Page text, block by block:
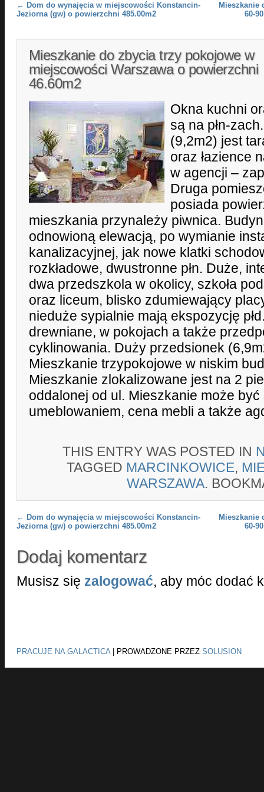
Post navigation
← Dom do wynajęcia w miejscowości Konstancin-
Jeziorna (gw) o powierzchni 485.00m2
Mieszkanie
60-
Mieszkanie do zbycia trzy pokojowe w
miejscowości Warszawa o powierzchni
46.60m2
Okna kuchni
są na płn-
(9,2m2) jest
oraz łazience
w agencji –
Druga
posiada
mieszkania przynależy piwnica.
odnowioną elewacją, po wymianie
kanalizacyjnej, jak nowe klatki
rozkładowe, dwustronne płn. Duże,
dwa przedszkola w okolicy, szkoła
oraz liceum, blisko zdumiewający
nieduże sypialnie mają ekspozycję
drewniane, w pokojach a także
cyklinowania. Duży przedsionek
Mieszkanie trzypokojowe w niskim
Mieszkanie zlokalizowane jest na 2
oddalonej od ul. Mieszkanie może
umeblowaniem, cena mebli a także
THIS ENTRY WAS POSTED IN
TAGGED MARCINKOWICE,
WARSZAWA.
Post navigation
← Dom do wynajęcia w miejscowości Konstancin-
Jeziorna (gw) o powierzchni 485.00m2
Mieszkanie
60-
Dodaj komentarz
Musisz się zalogować, aby móc dodać
PRACUJE NA GALACTICA| PROWADZONE PRZEZ SOLUSION